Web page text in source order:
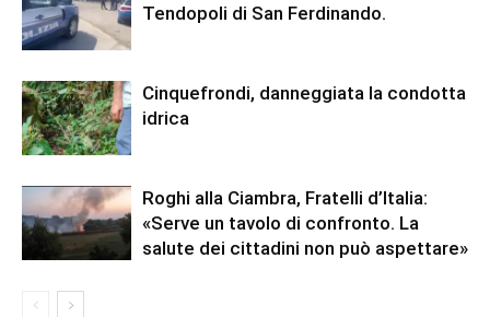
Tendopoli di San Ferdinando.
Cinquefrondi, danneggiata la condotta
idrica
Roghi alla Ciambra, Fratelli d’Italia:
«Serve un tavolo di confronto. La
salute dei cittadini non può aspettare»